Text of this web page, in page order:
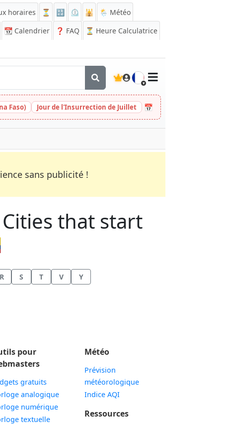
horaires ⏳ 🔡 ⏲️ 🕌
🌦️ Météo
📆 Calendrier ❓ FAQ
⏳ Heure Calculatrice
🇫🇷
Faso) Jour de l'Insurrection de Juillet 📅
sans publicité !
that start
R S T V Y
pour
gratuits
analogiqueWidget
numériqueWidget
textuelleWidget
Météo
Prévision
météorologique
Indice AQI
Ressources